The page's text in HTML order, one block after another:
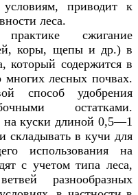
приводит к
леса.
сжигание
коры, щепы и др.) в
который содержится в
многих лесных почвах.
способ удобрения
остатками.
на куски длиной 0,5—1
складывать в кучи для
использования на
с учетом типа леса,
разнообразных